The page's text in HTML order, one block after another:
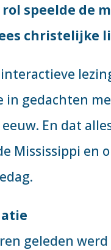
rol speelde de
christelijke
in gedachten
eeuw. En dat
Mississippi en
geleden